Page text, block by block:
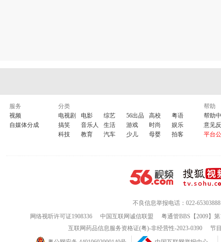
服务
视频
自媒体分成
分类
电视剧
电影 综艺 56出品 高校
粤语
搞笑
音乐人 生活 游戏 时尚
娱乐
科技
教育 汽车 少儿 母婴 拍客
帮助
帮助
意见
平台
不良信息举报电话：022-65303888
网络视听许可证1908336
中国互联网诚信联盟
粤通管BBS【2009】
互联网药品信息服务资格证(粤)-非经营性-2023-0390
节